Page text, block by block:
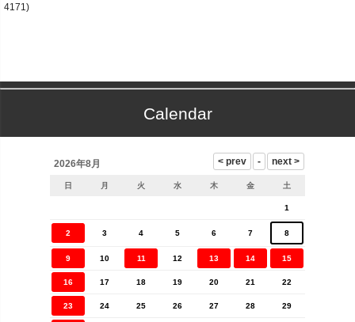
4171)
Calendar
2026年8月
日 月 火 水 木 金 土
1
2 3 4 5 6 7 8
9 10 11 12 13 14 15
16 17 18 19 20 21 22
23 24 25 26 27 28 29